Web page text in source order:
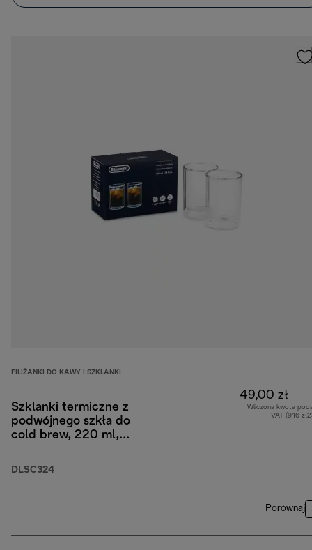
FILIŻANKI DO KAWY I SZKLANKI
Szklanki termiczne z
podwójnego szkła do
cold brew, 220 ml,
DLSC324
49,00 zł
Wliczona kwota
VAT (9,16
Porównaj